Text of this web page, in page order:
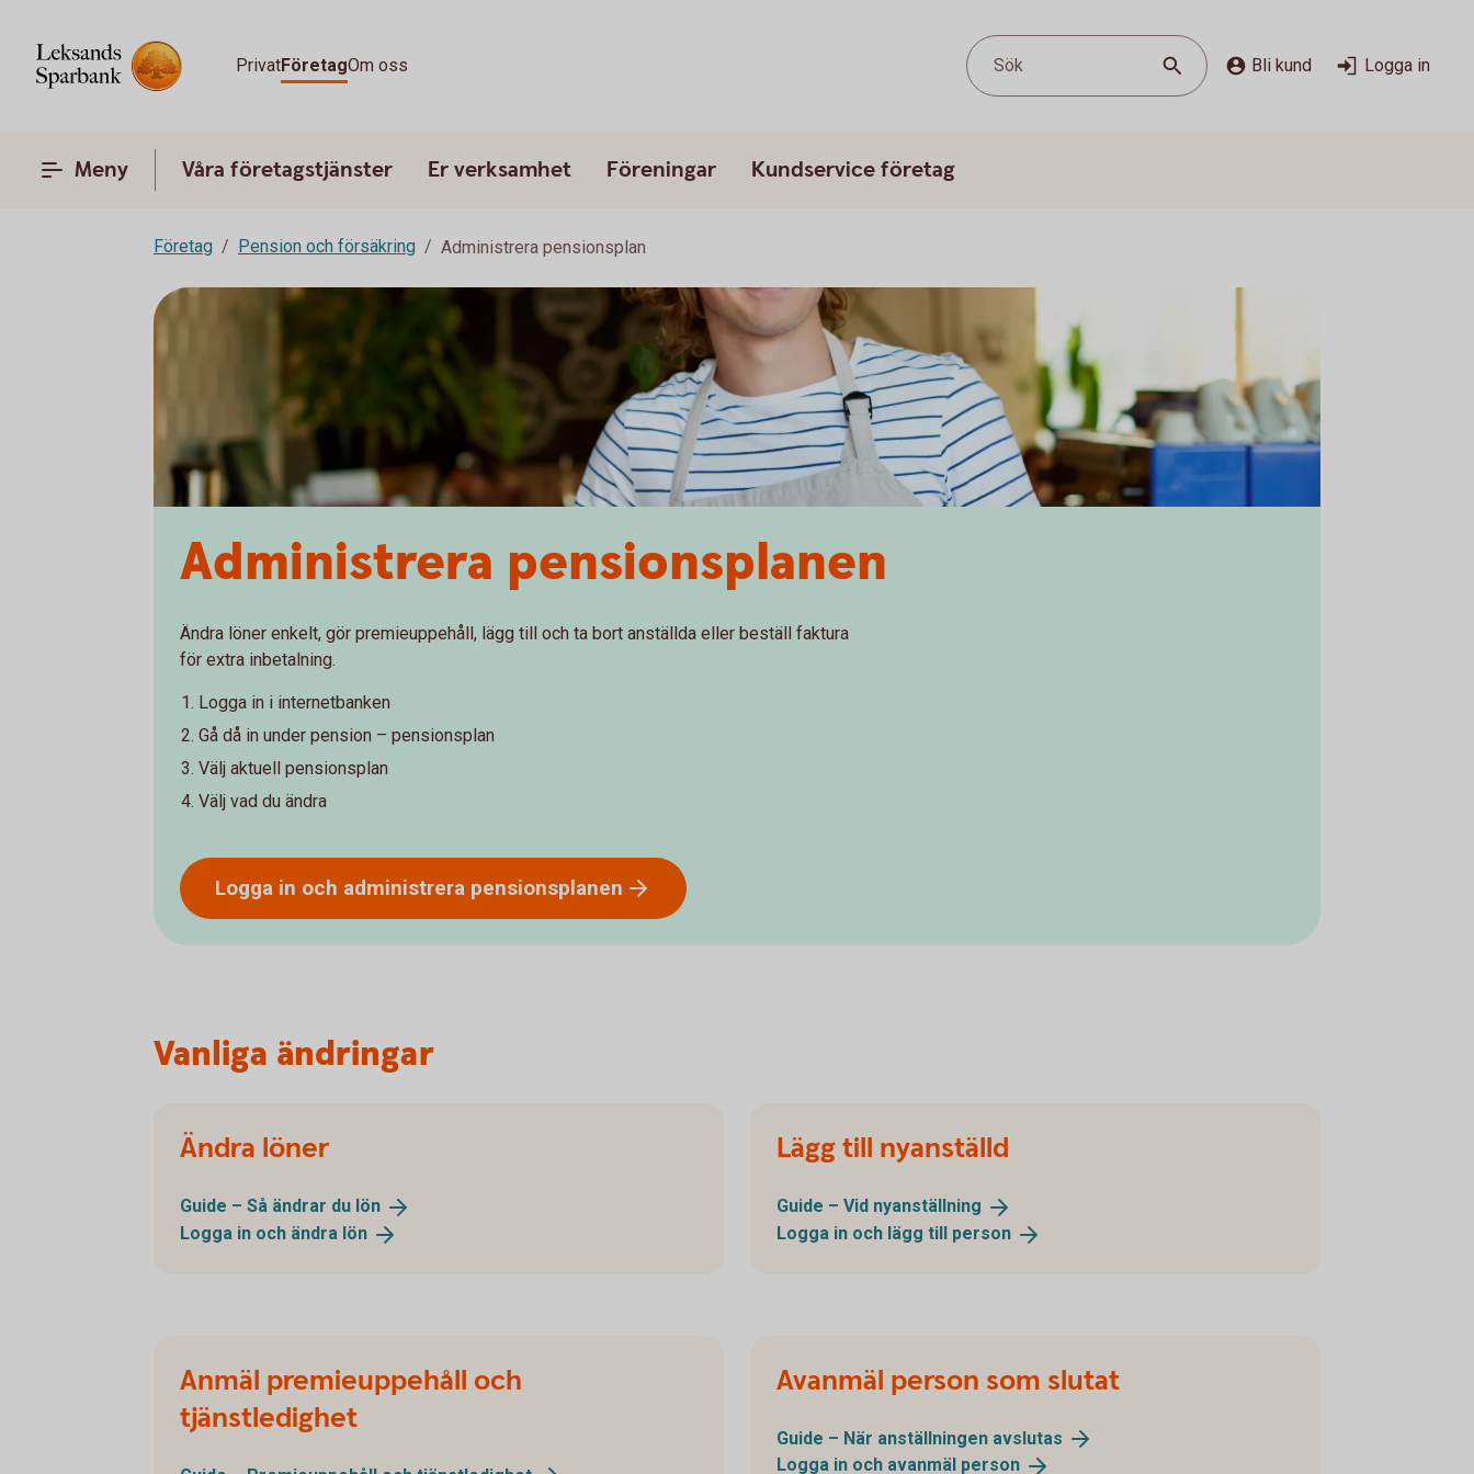
PrivatFöretagOm oss Sök Bli kund Logga in
Meny Våra företagstjänster Er verksamhet Föreningar Kundservice företag
Företag Pension och försäkring Administrera pensionsplan
Administrera pensionsplanen
Ändra löner enkelt, gör premieuppehåll, lägg till och ta bort anställda eller beställ faktura
för extra inbetalning.
Logga in i internetbanken
Gå då in under pension – pensionsplan
Välj aktuell pensionsplan
Välj vad du ändra
Logga in och administrera pensionsplanen
Vanliga ändringar
Ändra löner
Guide – Så ändrar du lön
Logga in och ändra lön
Lägg till nyanställd
Guide – Vid nyanställning
Logga in och lägg till person
Anmäl premieuppehåll och
tjänstledighet
Avanmäl person som slutat
Guide – När anställningen avslutas
Logga in och avanmäl person